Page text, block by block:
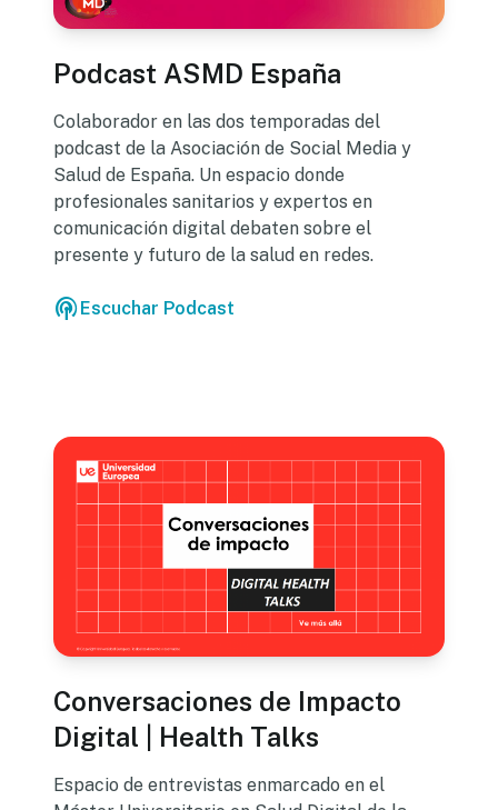
Podcast ASMD España
Colaborador en las dos temporadas del
podcast de la Asociación de Social Media y
Salud de España. Un espacio donde
profesionales sanitarios y expertos en
comunicación digital debaten sobre el
presente y futuro de la salud en redes.
podcastsEscuchar Podcast
Conversaciones de Impacto
Digital | Health Talks
Espacio de entrevistas enmarcado en el